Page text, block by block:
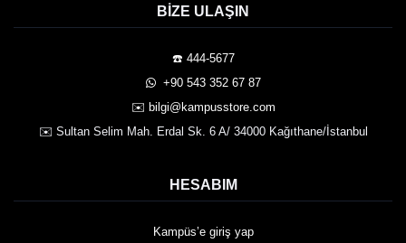
BIZE ULAŞIN
☎️ 444-5677
️ +90 543 352 67 87
✉️ bilgi@kampusstore.com
✉️ Sultan Selim Mah. Erdal Sk. 6 A/ 34000 Kağıthane/İstanbul
HESABIM
Kampüs’e giriş yap